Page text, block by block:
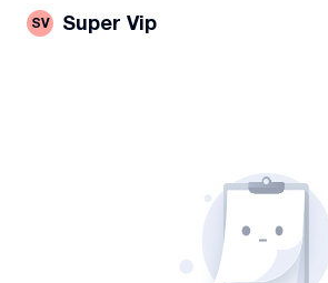
SV Super Vip